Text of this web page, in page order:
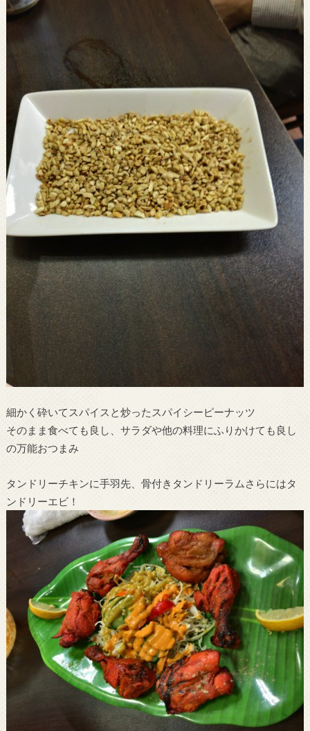
細かく砕いてスパイスと炒ったスパイシーピーナッツ
そのまま食べても良し、サラダや他の料理にふりかけても良し
の万能おつまみ
タンドリーチキンに手羽先、骨付きタンドリーラムさらにはタ
ンドリーエビ！